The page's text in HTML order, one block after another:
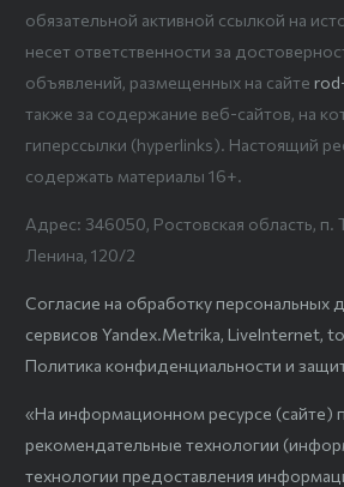
обязательной активной ссылкой на
несет ответственности за
объявлений, размещенных на сайте
также за содержание веб-сайтов, на
гиперссылки (hyperlinks). Настоящий
содержать материалы 16+.
Адрес: 346050, Ростовская область, п.
Ленина, 120/2
Согласие на обработку
сервисов Yandex.Metrika, LiveInternet,
Политика конфиденциальности и
«На информационном ресурсе (сайте)
рекомендательные технологии
технологии предоставления